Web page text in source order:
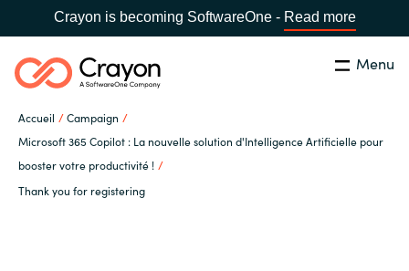
Crayon is becoming SoftwareOne - Read more
Menu
Accueil
Campaign
Microsoft 365 Copilot : La nouvelle solution d'Intelligence Artificielle pour
booster votre productivité !
Thank you for registeringCHOISIR UNE LANGUE
Rechercher Fermer
Notre expertise
Partenaires éditeurs